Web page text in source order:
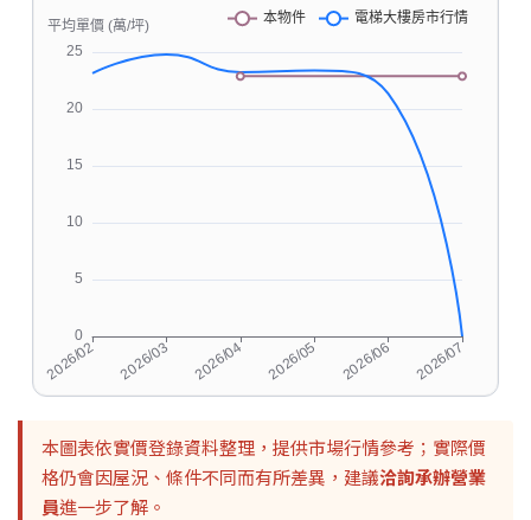
本圖表依實價登錄資料整理，提供市場行情參考；實際價
格仍會因屋況、條件不同而有所差異，建議洽詢承辦營業
員進一步了解。